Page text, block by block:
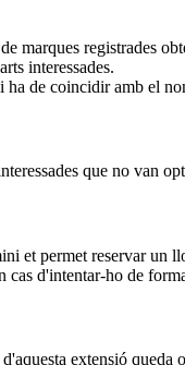
marques registrades
interessades.
de coincidir amb el
que no van
et permet reservar un
cas d'intentar-ho de
extensió queda